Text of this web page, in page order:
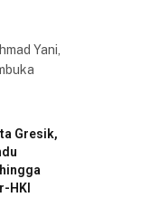
Yani,
Gresik,
HKI